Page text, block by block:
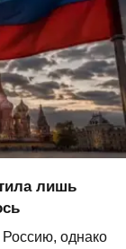
лишь
однако